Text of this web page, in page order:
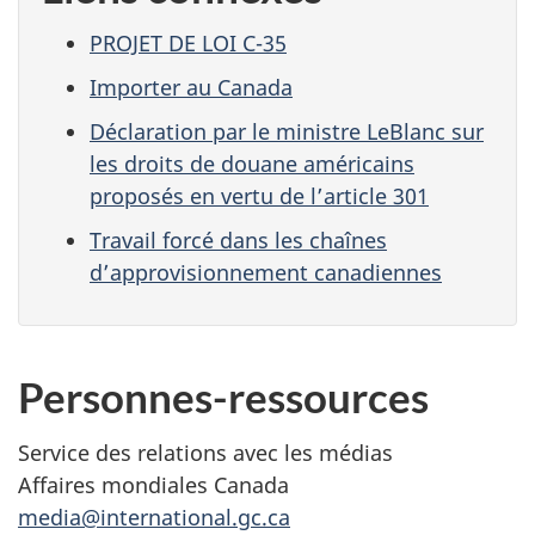
PROJET DE LOI C-35
Importer au Canada
Déclaration par le ministre LeBlanc sur
les droits de douane américains
proposés en vertu de l’article 301
Travail forcé dans les chaînes
d’approvisionnement canadiennes
Personnes-ressources
Service des relations avec les médias
Affaires mondiales Canada
media@international.gc.ca